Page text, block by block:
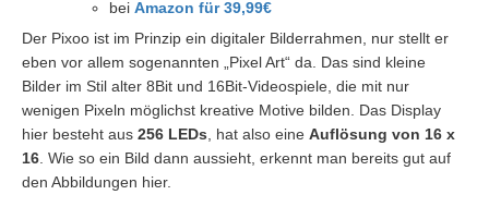
bei Amazon für 39,99€
Der Pixoo ist im Prinzip ein digitaler Bilderrahmen, nur stellt er
eben vor allem sogenannten „Pixel Art“ da. Das sind kleine
Bilder im Stil alter 8Bit und 16Bit-Videospiele, die mit nur
wenigen Pixeln möglichst kreative Motive bilden. Das Display
hier besteht aus 256 LEDs , hat also eine Auflösung von 16 x
16 . Wie so ein Bild dann aussieht, erkennt man bereits gut auf
den Abbildungen hier.